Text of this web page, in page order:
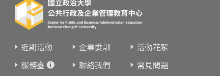
近期活動 企業委訓
活動花絮
服務臺
聯絡我們
常見問題